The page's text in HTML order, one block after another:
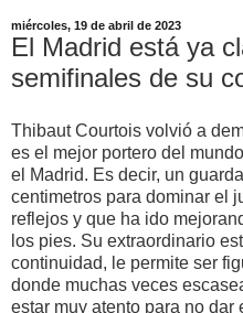
miércoles, 19 de abril de 2023
El Madrid está ya
semifinales de su
Thibaut Courtois volvió a
es el mejor portero del
el Madrid. Es decir, un
centimetros para dominar el
reflejos y que ha ido
los pies. Su extraordinario
continuidad, le permite ser
donde muchas veces
estar muy atento para no